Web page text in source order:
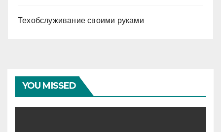
Техобслуживание своими руками
YOU MISSED